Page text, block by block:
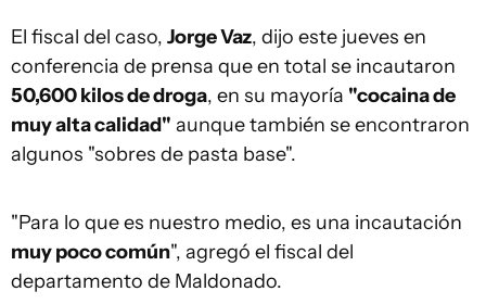
El fiscal del caso, Jorge Vaz, dijo este jueves en
conferencia de prensa que en total se incautaron
50,600 kilos de droga, en su mayoría "cocaina de
muy alta calidad" aunque también se encontraron
algunos "sobres de pasta base".
"Para lo que es nuestro medio, es una incautación
muy poco común", agregó el fiscal del
departamento de Maldonado.